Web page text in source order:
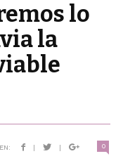
lo
la
| | 0